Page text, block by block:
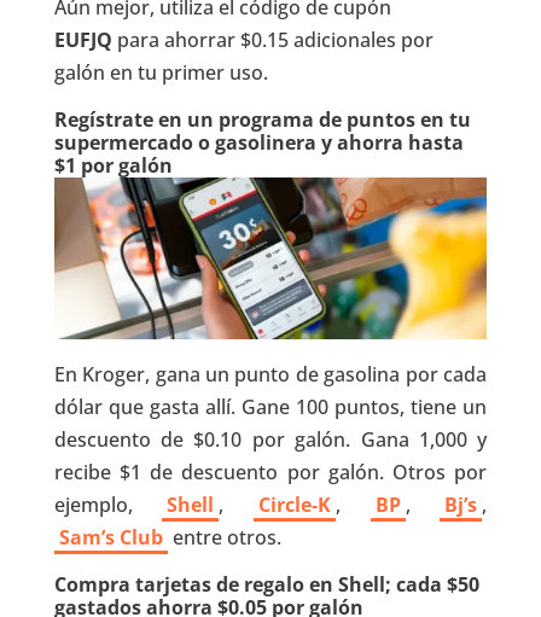
Aún mejor, utiliza el código de cupón
EUFJQ para ahorrar $0.15 adicionales por
galón en tu primer uso.
Regístrate en un programa de puntos en tu
supermercado o gasolinera y ahorra hasta
$1 por galón
En Kroger, gana un punto de gasolina por cada
dólar que gasta allí. Gane 100 puntos, tiene un
descuento de $0.10 por galón. Gana 1,000 y
recibe $1 de descuento por galón. Otros por
ejemplo,
Shell , Circle-K , BP , Bj’s ,
Sam’s Club entre otros.
Compra tarjetas de regalo en Shell; cada $50
gastados ahorra $0.05 por galón